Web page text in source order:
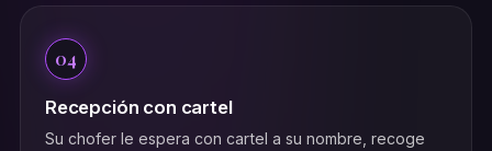
04
Recepción con cartel
Su chofer le espera con cartel a su nombre, recoge